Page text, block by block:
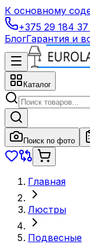
К основному
+375 29 184
БлогГарантия и
Каталог
Поиск по фото
Главная
Люстры
Подвесные